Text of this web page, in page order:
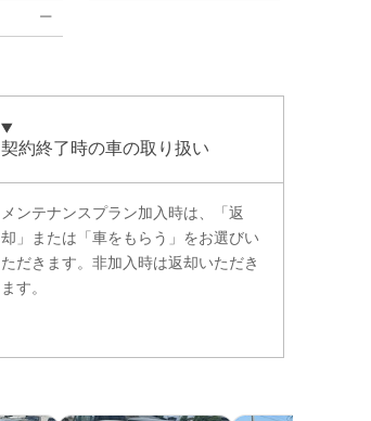
ー
契約終了時の車の取り扱い
メンテナンスプラン加入時は、「返
却」または「車をもらう」をお選びい
ただきます。非加入時は返却いただき
ます。